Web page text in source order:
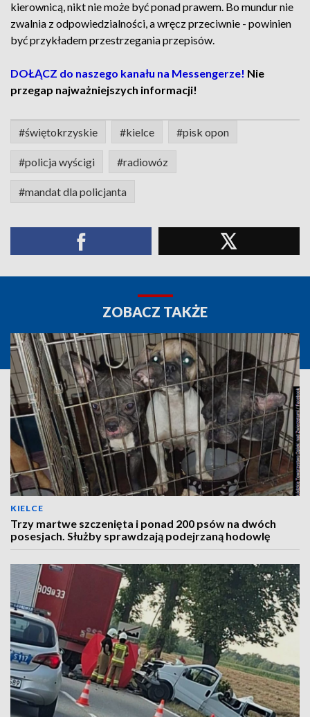
kierownicą, nikt nie może być ponad prawem. Bo mundur nie
zwalnia z odpowiedzialności, a wręcz przeciwnie - powinien
być przykładem przestrzegania przepisów.
DOŁĄCZ do naszego kanału na Messengerze! Nie
przegap najważniejszych informacji!
#świętokrzyskie #kielce #pisk opon
#policja wyścigi #radiowóz
#mandat dla policjanta
ZOBACZ TAKŻE
KIELCE
Trzy martwe szczenięta i ponad 200 psów na dwóch
posesjach. Służby sprawdzają podejrzaną hodowlę